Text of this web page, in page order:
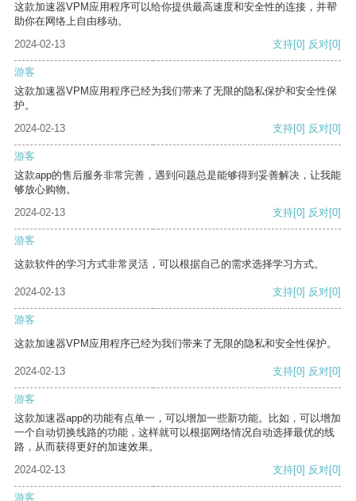
这款加速器VPM应用程序可以给你提供最高速度和安全性的连接，并帮
助你在网络上自由移动。
2024-02-13
支持[0] 反对[0]
游客
这款加速器VPM应用程序已经为我们带来了无限的隐私保护和安全性保
护。
2024-02-13
支持[0] 反对[0]
游客
这款app的售后服务非常完善，遇到问题总是能够得到妥善解决，让我能
够放心购物。
2024-02-13
支持[0] 反对[0]
游客
这款软件的学习方式非常灵活，可以根据自己的需求选择学习方式。
2024-02-13 支持[0] 反对[0]
游客
这款加速器VPM应用程序已经为我们带来了无限的隐私和安全性保护。
2024-02-13 支持[0] 反对[0]
游客
这款加速器app的功能有点单一，可以增加一些新功能。比如，可以增加
一个自动切换线路的功能，这样就可以根据网络情况自动选择最优的线
路，从而获得更好的加速效果。
2024-02-13
支持[0] 反对[0]
游客